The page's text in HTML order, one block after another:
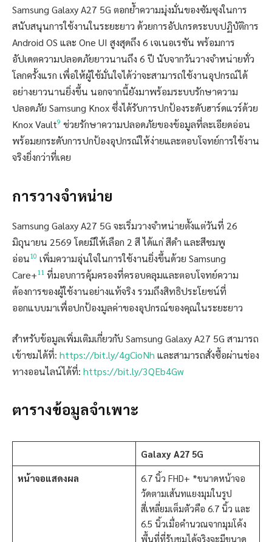
Samsung Galaxy A27 5G ตอกย้ำความมุ่งมั่นของซัมซุงในการ
สนับสนุนการใช้งานในระยะยาว ด้วยการอัปเกรดระบบปฏิบัติการ
Android OS และ One UI สูงสุดถึง 6 เจเนอเรชัน พร้อมการ
อัปเดตความปลอดภัยยาวนานถึง 6 ปี นับจากวันวางจำหน่ายทั่ว
โลกครั้งแรก เพื่อให้ผู้ใช้มั่นใจได้ว่าจะสามารถใช้งานอุปกรณ์ได้
อย่างยาวนานยิ่งขึ้น นอกจากนี้ยังมาพร้อมระบบรักษาความ
ปลอดภัย Samsung Knox ซึ่งได้รับการปกป้องระดับฮาร์ดแวร์ด้วย
Knox Vault9 ช่วยรักษาความปลอดภัยของข้อมูลที่ละเอียดอ่อน
พร้อมยกระดับการปกป้องอุปกรณ์ให้ง่ายและตอบโจทย์การใช้งาน
จริงยิ่งกว่าที่เคย
การวางจำหน่าย
Samsung Galaxy A27 5G จะเริ่มวางจำหน่ายตั้งแต่วันที่ 26
มิถุนายน 2569 โดยมีให้เลือก 2 สี ได้แก่ สีดำ และสีชมพู
อ่อน10 เพิ่มความอุ่นใจในการใช้งานยิ่งขึ้นด้วย Samsung
Care+11 ที่มอบการคุ้มครองที่ครอบคลุมและตอบโจทย์ความ
ต้องการของผู้ใช้งานอย่างแท้จริง รวมถึงสิทธิประโยชน์ที่
ออกแบบมาเพื่อปกป้องมูลค่าของอุปกรณ์ของคุณในระยะยาว
สำหรับข้อมูลเพิ่มเติมเกี่ยวกับ Samsung Galaxy A27 5G สามารถ
เข้าชมได้ที่: https://bit.ly/4gCioNh และสามารถสั่งซื้อผ่านช่อง
ทางออนไลน์ได้ที่: https://bit.ly/3QEb4Gw
ตารางข้อมูลจำเพาะ
Galaxy A27 5G
หน้าจอแสดงผล
6.7 นิ้ว FHD+ *ขนาดหน้าจอ
วัดตามเส้นทแยงมุมในรูป
สี่เหลี่ยมเต็มตัวคือ 6.7 นิ้ว และ
6.5 นิ้วเมื่อคำนวณจากมุมโค้ง
พื้นที่ที่รับชมได้จริงจะมีขนาด